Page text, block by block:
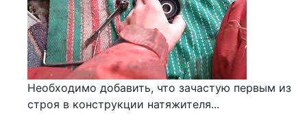
Необходимо добавить, что зачастую первым из
строя в конструкции натяжителя...